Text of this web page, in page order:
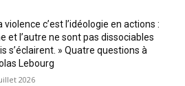
violence c’est l’idéologie en actions :
et l’autre ne sont pas dissociables
s’éclairent. » Quatre questions à
Lebourg
2026